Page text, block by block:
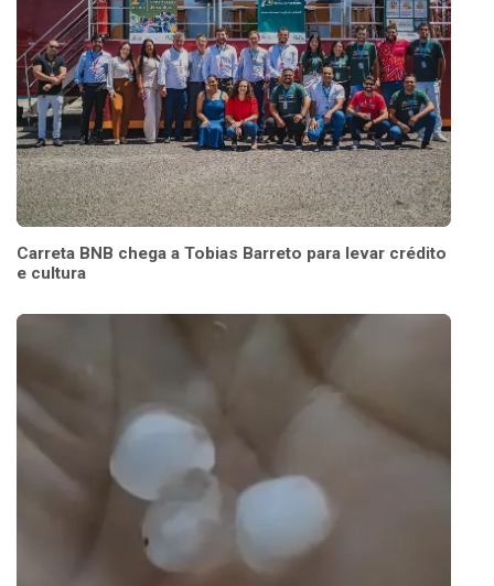
Carreta BNB chega a Tobias Barreto para levar crédito
e cultura